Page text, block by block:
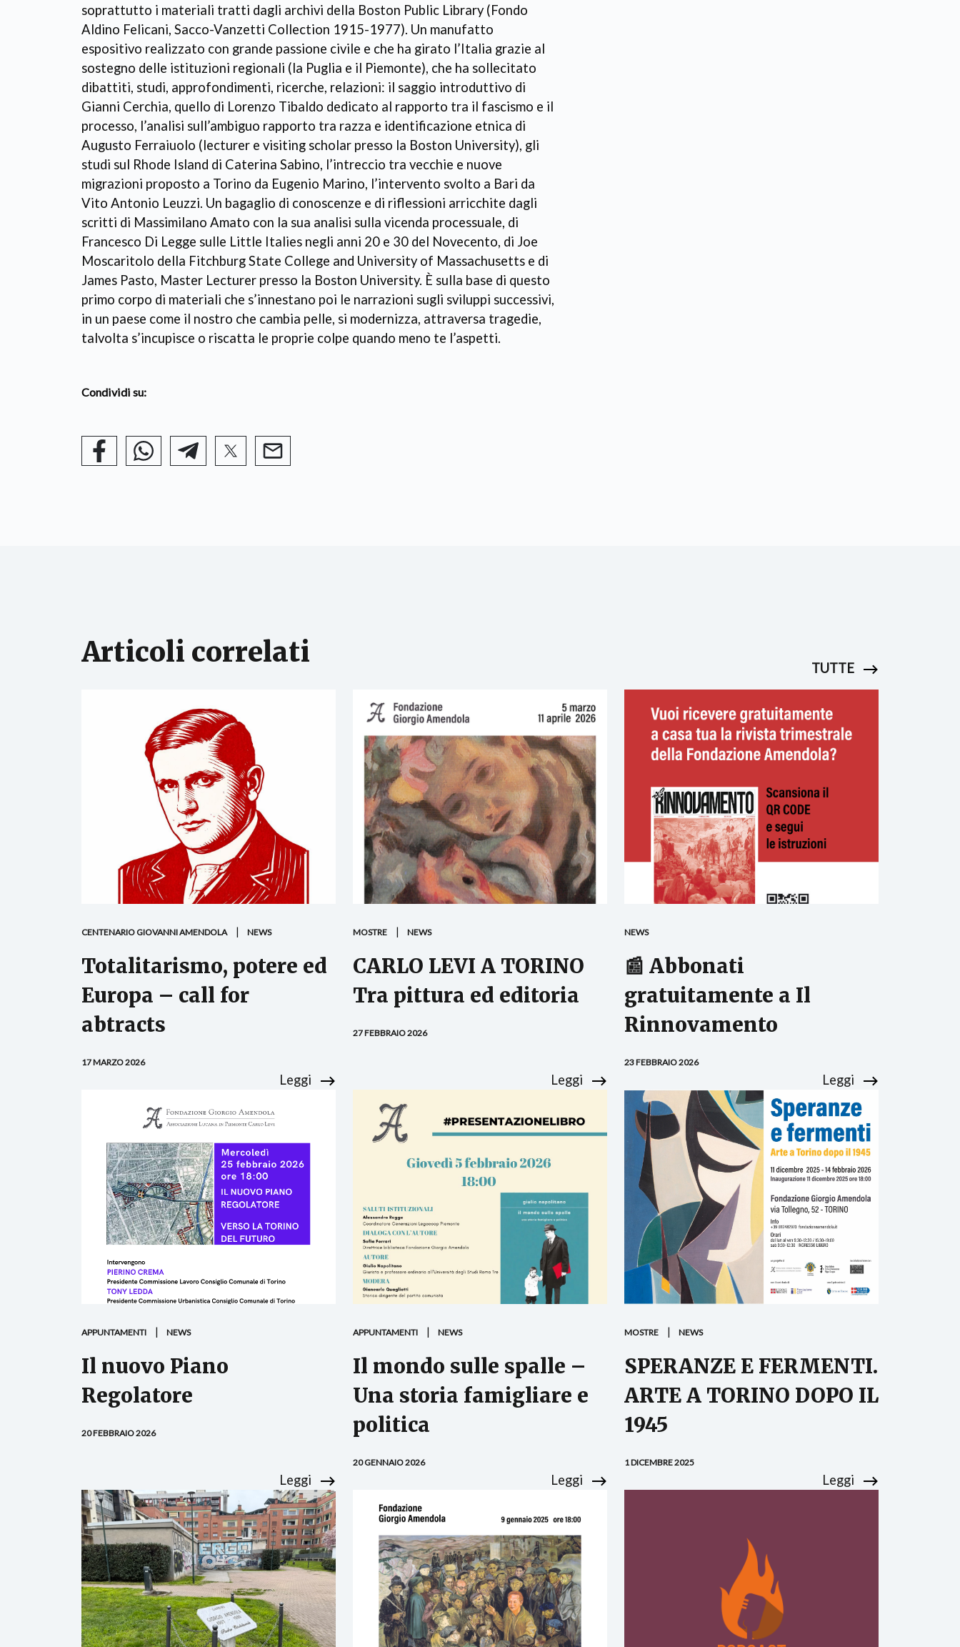
soprattutto i materiali tratti dagli archivi della Boston Public Library (Fondo
Aldino Felicani, Sacco-Vanzetti Collection 1915-1977). Un manufatto
espositivo realizzato con grande passione civile e che ha girato l’Italia grazie al
sostegno delle istituzioni regionali (la Puglia e il Piemonte), che ha sollecitato
dibattiti, studi, approfondimenti, ricerche, relazioni: il saggio introduttivo di
Gianni Cerchia, quello di Lorenzo Tibaldo dedicato al rapporto tra il fascismo e il
processo, l’analisi sull’ambiguo rapporto tra razza e identificazione etnica di
Augusto Ferraiuolo (lecturer e visiting scholar presso la Boston University), gli
studi sul Rhode Island di Caterina Sabino, l’intreccio tra vecchie e nuove
migrazioni proposto a Torino da Eugenio Marino, l’intervento svolto a Bari da
Vito Antonio Leuzzi. Un bagaglio di conoscenze e di riflessioni arricchite dagli
scritti di Massimilano Amato con la sua analisi sulla vicenda processuale, di
Francesco Di Legge sulle Little Italies negli anni 20 e 30 del Novecento, di Joe
Moscaritolo della Fitchburg State College and University of Massachusetts e di
James Pasto, Master Lecturer presso la Boston University. È sulla base di questo
primo corpo di materiali che s’innestano poi le narrazioni sugli sviluppi successivi,
in un paese come il nostro che cambia pelle, si modernizza, attraversa tragedie,
talvolta s’incupisce o riscatta le proprie colpe quando meno te l’aspetti.
Condividi su:
Articoli correlati TUTTE
CENTENARIO GIOVANNI AMENDOLA NEWS
Totalitarismo, potere ed
Europa – call for
abtracts
17 MARZO 2026
Leggi
MOSTRE NEWS
CARLO LEVI A TORINO
Tra pittura ed editoria
27 FEBBRAIO 2026
Leggi
NEWS
📰 Abbonati
gratuitamente a Il
Rinnovamento
23 FEBBRAIO 2026
Leggi
APPUNTAMENTI NEWS
Il nuovo Piano
Regolatore
20 FEBBRAIO 2026
Leggi
APPUNTAMENTI NEWS
Il mondo sulle spalle –
Una storia famigliare e
politica
20 GENNAIO 2026
Leggi
MOSTRE NEWS
SPERANZE E FERMENTI.
ARTE A TORINO DOPO IL
1945
1 DICEMBRE 2025
Leggi